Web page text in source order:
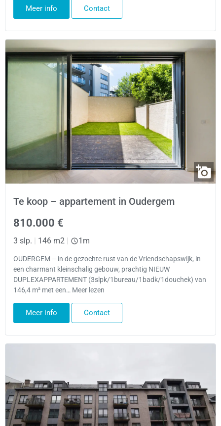
Meer info Contact
Te koop – appartement in Oudergem
810.000 €
3 slp. | 146 m2 | 1m
OUDERGEM – in de gezochte rust van de Vriendschapswijk, in
een charmant kleinschalig gebouw, prachtig NIEUW
DUPLEXAPPARTEMENT (3slpk/1bureau/1badk/1douchek) van
146,4 m² met een… Meer lezen
Meer info Contact